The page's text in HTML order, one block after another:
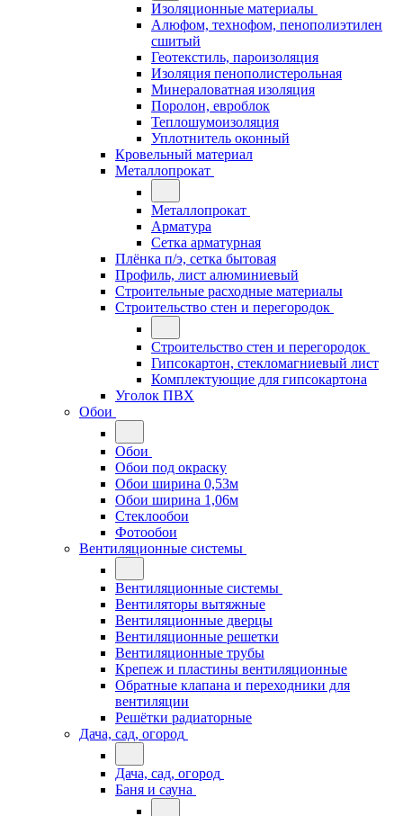
Изоляционные материалы
Алюфом, технофом, пенополиэтилен
сшитый
Геотекстиль, пароизоляция
Изоляция пенополистерольная
Минераловатная изоляция
Поролон, евроблок
Теплошумоизоляция
Уплотнитель оконный
Кровельный материал
Металлопрокат
Металлопрокат
Арматура
Сетка арматурная
Плёнка п/э, сетка бытовая
Профиль, лист алюминиевый
Строительные расходные материалы
Строительство стен и перегородок
Строительство стен и перегородок
Гипсокартон, стекломагниевый лист
Комплектующие для гипсокартона
Уголок ПВХ
Обои
Обои
Обои под окраску
Обои ширина 0,53м
Обои ширина 1,06м
Стеклообои
Фотообои
Вентиляционные системы
Вентиляционные системы
Вентиляторы вытяжные
Вентиляционные дверцы
Вентиляционные решетки
Вентиляционные трубы
Крепеж и пластины вентиляционные
Обратные клапана и переходники для
вентиляции
Решётки радиаторные
Дача, сад, огород
Дача, сад, огород
Баня и сауна